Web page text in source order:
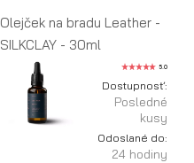
Olejček na bradu Leather -
SILKCLAY - 30ml
5.0
Dostupnosť:
Posledné
kusy
Odoslané do:
24 hodiny